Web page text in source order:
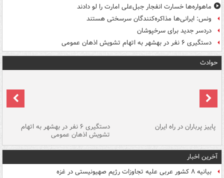
ماهواره‌ها خسارت انفجار جبل‌علی امارت را لو دادند
ونس: ایرانی‌ها مذاکره‌کنندگان سرسختی هستند
دردسر جدید برای سرخپوشان
دستگیری ۶ نفر در بهشهر به اتهام تشویش اذهان عمومی
حوادث
پاییز پرباران در راه ایران دستگیری ۶ نفر در بهشهر به اتهام
تشویش اذهان عمومی
آخرین اخبار
بیانیه ۸ کشور عربی علیه تجاوزات رژیم صهیونیستی در غزه